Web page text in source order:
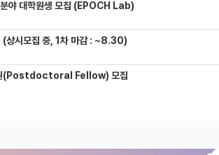
야 대학원생 모집 (EPOCH Lab)
(상시모집 중, 1차 마감 : ~8.30)
원(Postdoctoral Fellow) 모집